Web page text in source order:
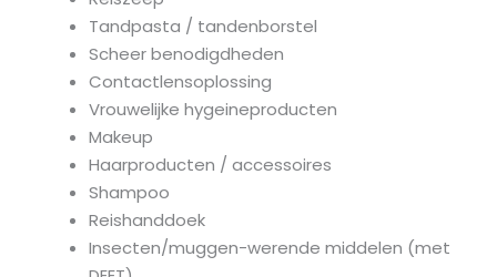
Tandpasta / tandenborstel
Scheer benodigdheden
Contactlensoplossing
Vrouwelijke hygeineproducten
Makeup
Haarproducten / accessoires
Shampoo
Reishanddoek
Insecten/muggen-werende middelen (met